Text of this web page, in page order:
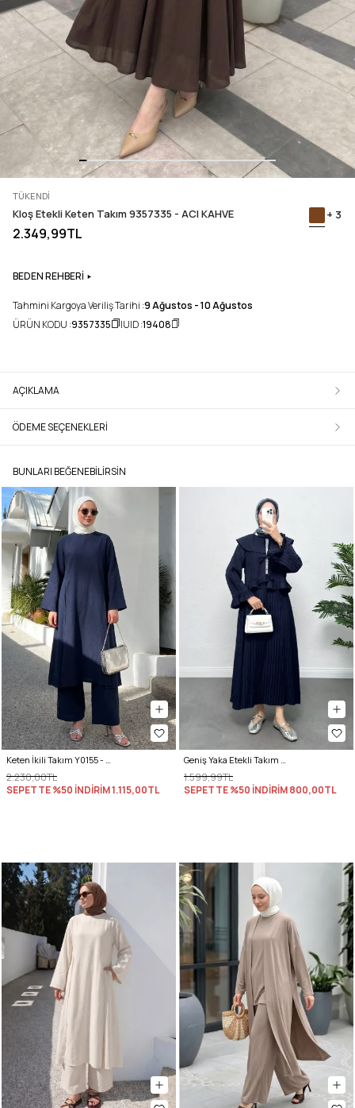
TÜKENDI
Kloş Etekli Keten Takım 9357335 - ACI KAHVE + 3
2.349,99TL
BEDEN REHBERİ
Tahmini Kargoya Veriliş Tarihi :9 Ağustos - 10 Ağustos
ÜRÜN KODU :9357335 UID :19408
AÇIKLAMA
ÖDEME SEÇENEKLERI
BUNLARI BEĞENEBILIRSIN
Keten İkili Takım Y0155 - LACİVERT
2.230,00TL
SEPETTE %50 İNDİRİM1.115,00TL
Geniş Yaka Etekli Takım Y0091 - LACİVERT
1.599,99TL
SEPETTE %50 İNDİRİM800,00TL